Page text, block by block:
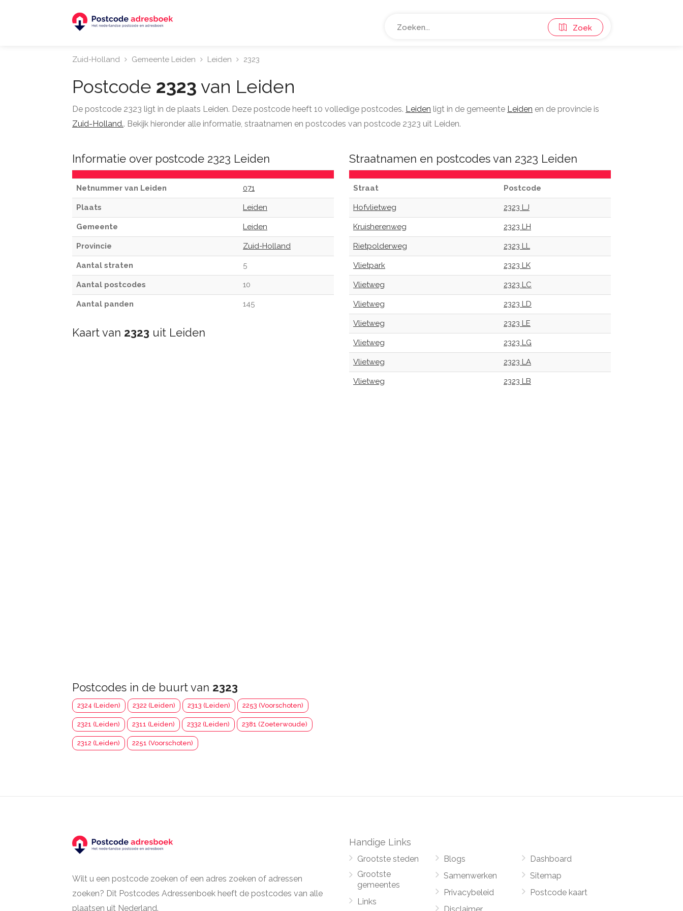
Zoek
Zuid-Holland Gemeente Leiden Leiden 2323
Postcode 2323 van Leiden
De postcode 2323 ligt in de plaats Leiden. Deze postcode heeft 10 volledige postcodes. Leiden ligt in de gemeente Leiden en de provincie is
Zuid-Holland.. Bekijk hieronder alle informatie, straatnamen en postcodes van postcode 2323 uit Leiden.
Informatie over postcode 2323 Leiden
Netnummer van Leiden 071
Plaats Leiden
Gemeente Leiden
Provincie Zuid-Holland
Aantal straten 5
Aantal postcodes 10
Aantal panden 145
Kaart van 2323 uit Leiden
Postcodes in de buurt van 2323
2324 (Leiden) 2322 (Leiden) 2313 (Leiden) 2253 (Voorschoten)
2321 (Leiden) 2311 (Leiden) 2332 (Leiden) 2381 (Zoeterwoude)
2312 (Leiden) 2251 (Voorschoten)
Straatnamen en postcodes van 2323 Leiden
Straat Postcode
Hofvlietweg 2323 LJ
Kruisherenweg 2323 LH
Rietpolderweg 2323 LL
Vlietpark 2323 LK
Vlietweg 2323 LC
Vlietweg 2323 LD
Vlietweg 2323 LE
Vlietweg 2323 LG
Vlietweg 2323 LA
Vlietweg 2323 LB
Wilt u een postcode zoeken of een adres zoeken of adressen
zoeken? Dit Postcodes Adressenboek heeft de postcodes van alle
plaatsen uit Nederland.
Handige Links
Grootste steden
Grootste
gemeentes
Links
Blogs
Samenwerken
Privacybeleid
Dashboard
Sitemap
Postcode kaart